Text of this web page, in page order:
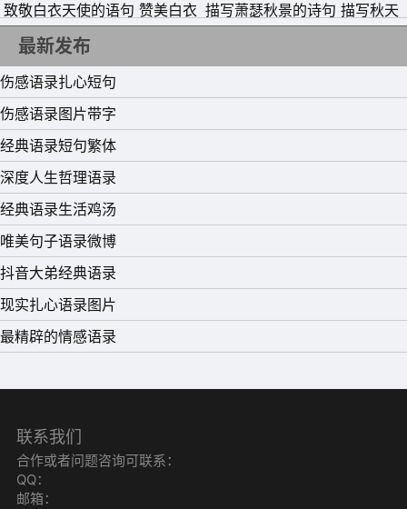
致敬白衣天使的语句 赞美白衣
天使一句话
描写萧瑟秋景的诗句 描写秋天
萧瑟秋季的诗句
最新发布
伤感语录扎心短句
伤感语录图片带字
经典语录短句繁体
深度人生哲理语录
经典语录生活鸡汤
唯美句子语录微博
抖音大弟经典语录
现实扎心语录图片
最精辟的情感语录
联系我们
合作或者问题咨询可联系：
QQ：
邮箱：